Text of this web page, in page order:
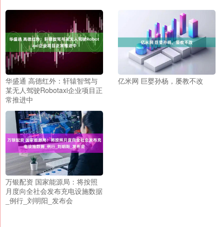
华盛通 高德红外：轩辕智驾与
某无人驾驶Robotaxi企业项目正
常推进中
亿米网 巨婴孙杨，屡教不改
万银配资 国家能源局：将按照
月度向全社会发布充电设施数据
_例行_刘明阳_发布会